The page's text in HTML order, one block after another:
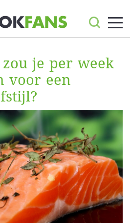
je per week
voor een